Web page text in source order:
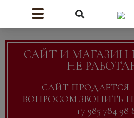
САЙТ И МАГАЗИН
НЕ
САЙТ ПРОДАЕТСЯ.
ВОПРОСОМ ЗВОНИТЬ
+7 985 784 98